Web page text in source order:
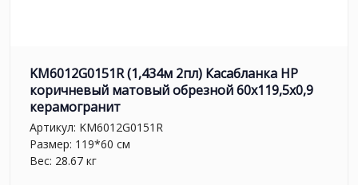
KM6012G0151R (1,434м 2пл) Касабланка HP
коричневый матовый обрезной 60x119,5x0,9
керамогранит
Артикул: KM6012G0151R
Размер: 119*60 см
Вес: 28.67 кг